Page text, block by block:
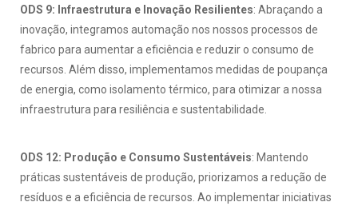
ODS 9: Infraestrutura e Inovação Resilientes: Abraçando a
inovação, integramos automação nos nossos processos de
fabrico para aumentar a eficiência e reduzir o consumo de
recursos. Além disso, implementamos medidas de poupança
de energia, como isolamento térmico, para otimizar a nossa
infraestrutura para resiliência e sustentabilidade.
ODS 12: Produção e Consumo Sustentáveis: Mantendo
práticas sustentáveis de produção, priorizamos a redução de
resíduos e a eficiência de recursos. Ao implementar iniciativas